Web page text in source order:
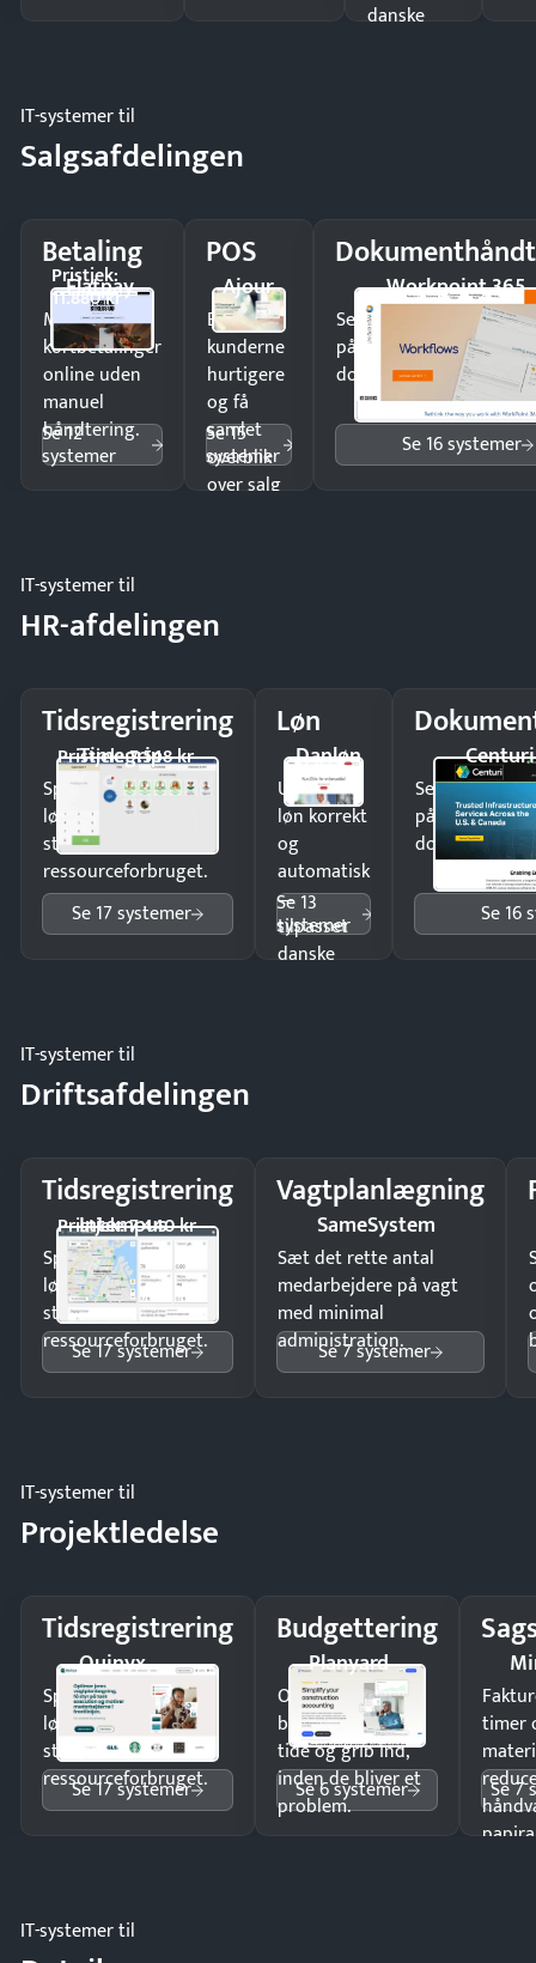
danske
IT-systemer til
Salgsafdelingen
Betaling
Flatpay
Pristjek:
11.880 kr
Modtag
kortbetalinger
online uden
manuel
håndtering.
Se 12
systemer
POS
Ajour
Ekspedér
kunderne
hurtigere
og få
samlet
overblik
over salg
Se 15
systemer
Workpoint 365
Send kontrakter til
på minutter og mist
dokumenter.
Se 16 systemer
IT-systemer til
HR-afdelingen
Tidsregistrering
Timegrip
Pristjek: 7.548 kr
Spar tid på
lønberegning og få
styr på
ressourceforbruget.
Se 17 systemer
Løn
Danløn
Udbetal
løn korrekt
og
automatisk
—
tilpasset
danske
Se 13
systemer
Centuri
Send
på minutter
dokumenter.
Se 16
IT-systemer til
Driftsafdelingen
Tidsregistrering
Intempus
Pristjek: 7.440 kr
Spar tid på
lønberegning og få
styr på
ressourceforbruget.
Se 17 systemer
Vagtplanlægning
SameSystem
Sæt det rette antal
medarbejdere på vagt
med minimal
administration.
Se 7 systemer
IT-systemer til
Projektledelse
Tidsregistrering
Quinyx
Spar tid på
lønberegning og få
styr på
ressourceforbruget.
Se 17 systemer
Budgettering
Planyard
Opdag
budgetafvigelser i
tide og grib ind,
inden de bliver et
problem.
Se 6 systemer
timer
Se 7
IT-systemer til